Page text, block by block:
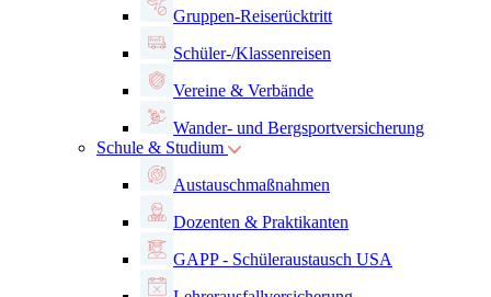
Gruppen-Reiserücktritt
Schüler-/Klassenreisen
Vereine & Verbände
Wander- und Bergsportversicherung
Schule & Studium
Austauschmaßnahmen
Dozenten & Praktikanten
GAPP - Schüleraustausch USA